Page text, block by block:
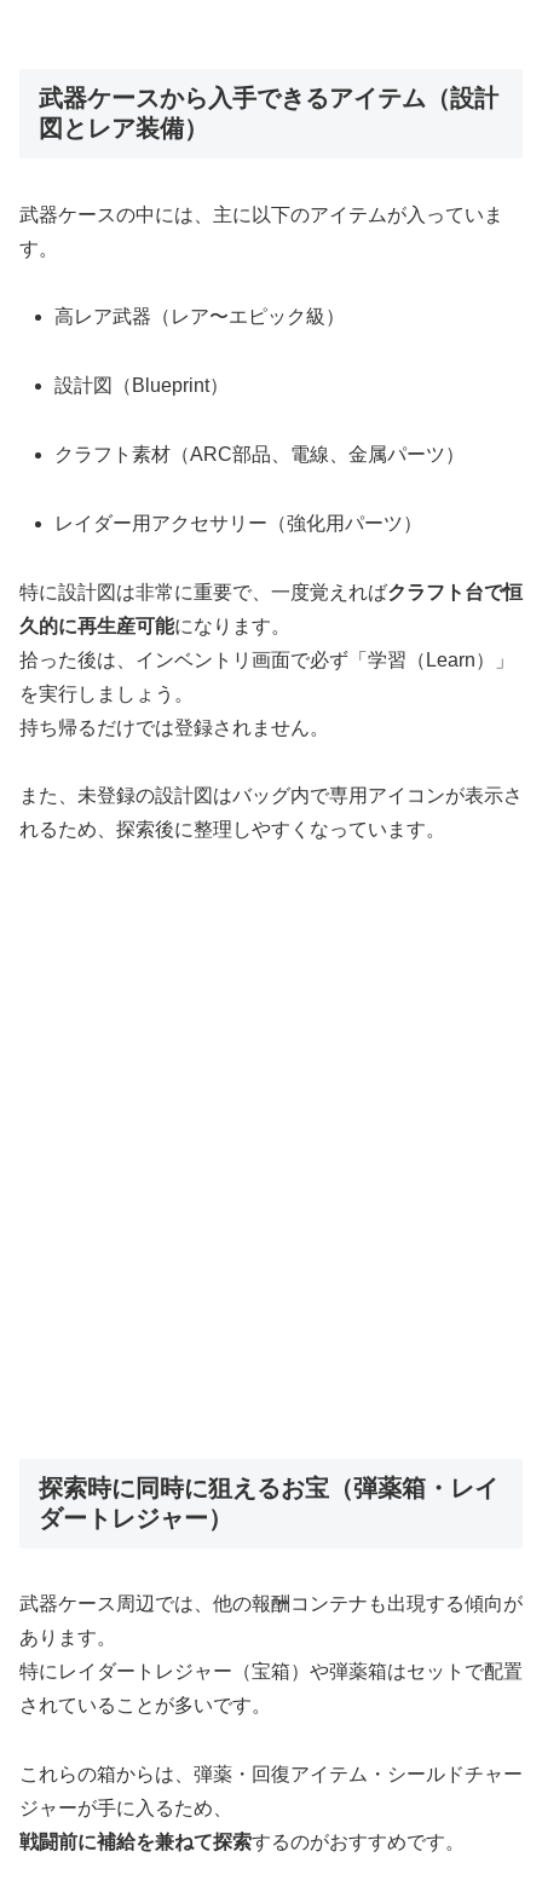
武器ケースから入手できるアイテム（設計
図とレア装備）
武器ケースの中には、主に以下のアイテムが入っていま
す。
高レア武器（レア〜エピック級）
設計図（Blueprint）
クラフト素材（ARC部品、電線、金属パーツ）
レイダー用アクセサリー（強化用パーツ）
特に設計図は非常に重要で、一度覚えればクラフト台で恒
久的に再生産可能になります。
拾った後は、インベントリ画面で必ず「学習（Learn）」
を実行しましょう。
持ち帰るだけでは登録されません。
また、未登録の設計図はバッグ内で専用アイコンが表示さ
れるため、探索後に整理しやすくなっています。
探索時に同時に狙えるお宝（弾薬箱・レイ
ダートレジャー）
武器ケース周辺では、他の報酬コンテナも出現する傾向が
あります。
特にレイダートレジャー（宝箱）や弾薬箱はセットで配置
されていることが多いです。
これらの箱からは、弾薬・回復アイテム・シールドチャー
ジャーが手に入るため、
戦闘前に補給を兼ねて探索するのがおすすめです。